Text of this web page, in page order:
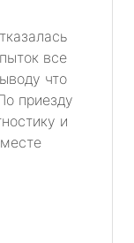
все
что
приезду
и